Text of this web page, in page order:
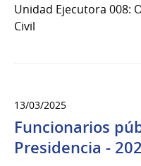
Unidad Ejecutora 008:
Civil
13/03/2025
Funcionarios
Presidencia -